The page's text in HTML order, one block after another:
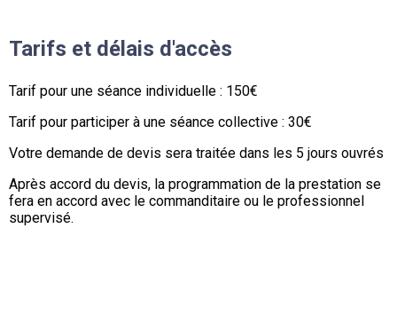
Tarifs et délais d'accès
Tarif pour une séance individuelle : 150€
Tarif pour participer à une séance collective : 30€
Votre demande de devis sera traitée dans les 5 jours ouvrés
Après accord du devis, la programmation de la prestation se
fera en accord avec le commanditaire ou le professionnel
supervisé.